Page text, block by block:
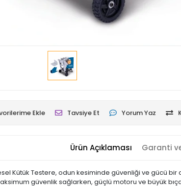
Ekle Tavsiye Et Yorum Yaz
Ürün Açıklaması Garanti
Kütük Testere, odun kesiminde güvenliği ve gücü
güvenlik sağlarken, güçlü motoru ve büyük